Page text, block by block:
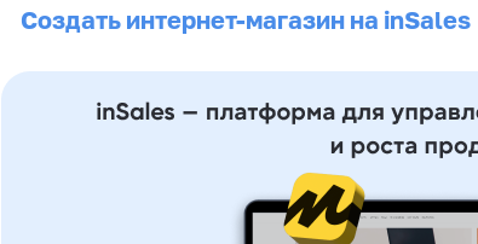
Создать интернет-магазин на inSales